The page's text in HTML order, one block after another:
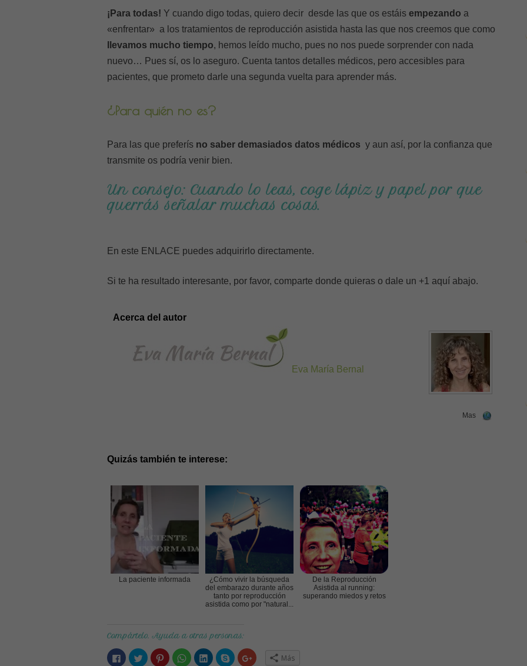
¡Para todas! Y cuando digo todas, quiero decir desde las que os estáis empezando a
«enfrentar» a los tratamientos de reproducción asistida hasta las que nos creemos que como
llevamos mucho tiempo, hemos leído mucho, pues no nos puede sorprender con nada
nuevo… Pues sí, os lo aseguro. Cuenta tantos detalles médicos, pero accesibles para
pacientes, que prometo darle una segunda vuelta para aprender más.
¿Para quién no es?
Para las que preferís no saber demasiados datos médicos y aun así, por la confianza que
transmite os podría venir bien.
Un consejo: Cuando lo leas, coge lápiz y papel por que
querrás señalar muchas cosas.
En este ENLACE puedes adquirirlo directamente.
Si te ha resultado interesante, por favor, comparte donde quieras o dale un +1 aquí abajo.
Acerca del autor
Eva María Bernal
Mas
Quizás también te interese:
La paciente informada
¿Cómo vivir la búsqueda
del embarazo durante años
tanto por reproducción
asistida como por "natural...
De la Reproducción
Asistida al running:
superando miedos y retos
Compártelo. Ayuda a otras personas:
Haz
clic
Haz
clic
Haz
clic
Haz
clic
Haz
clic
Haz
clic
Haz
clic Más